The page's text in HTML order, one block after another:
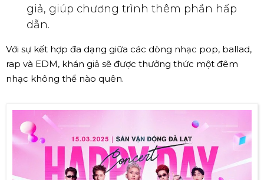
giả, giúp chương trình thêm phần hấp
dẫn.
Với sự kết hợp đa dạng giữa các dòng nhạc pop, ballad,
rap và EDM, khán giả sẽ được thưởng thức một đêm
nhạc không thể nào quên.